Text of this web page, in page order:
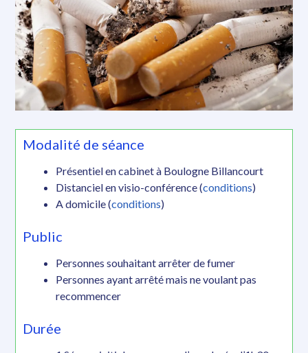
Modalité de séance
Présentiel en cabinet à Boulogne Billancourt
Distanciel en visio-conférence (conditions)
A domicile (conditions)
Public
Personnes souhaitant arrêter de fumer
Personnes ayant arrêté mais ne voulant pas
recommencer
Durée